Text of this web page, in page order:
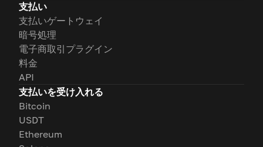
支払い
支払いゲートウェイ
暗号処理
電子商取引プラグイン
料金
API
支払いを受け入れる
Bitcoin
USDT
Ethereum